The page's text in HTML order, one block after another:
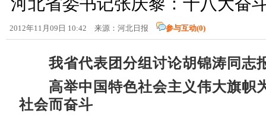
2012年11月09日 10:42 来源：河北日报 参与互动(0)
我省代表团分组讨论胡锦涛同志
高举中国特色社会主义伟大旗帜
社会而奋斗